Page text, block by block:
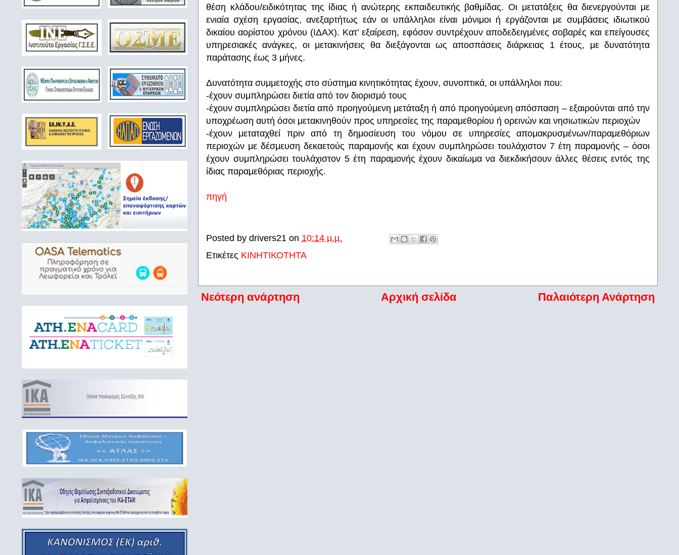
θέση κλάδου/ειδικότητας της ίδιας ή ανώτερης εκπαιδευτικής βαθμίδας. Οι μετατάξεις θα διενεργούνται με
ενιαία σχέση εργασίας, ανεξαρτήτως εάν οι υπάλληλοι είναι μόνιμοι ή εργάζονται με συμβάσεις ιδιωτικού
δικαίου αορίστου χρόνου (ΙΔΑΧ). Κατ’ εξαίρεση, εφόσον συντρέχουν αποδεδειγμένες σοβαρές και επείγουσες
υπηρεσιακές ανάγκες, οι μετακινήσεις θα διεξάγονται ως αποσπάσεις διάρκειας 1 έτους, με δυνατότητα
παράτασης έως 3 μήνες.
Δυνατότητα συμμετοχής στο σύστημα κινητικότητας έχουν, συνοπτικά, οι υπάλληλοι που:
-έχουν συμπληρώσει διετία από τον διορισμό τους
-έχουν συμπληρώσει διετία από προηγούμενη μετάταξη ή από προηγούμενη απόσπαση – εξαιρούνται από την
υποχρέωση αυτή όσοι μετακινηθούν προς υπηρεσίες της παραμεθορίου ή ορεινών και νησιωτικών περιοχών
-έχουν μεταταχθεί πριν από τη δημοσίευση του νόμου σε υπηρεσίες απομακρυσμένων/παραμεθόριων
περιοχών με δέσμευση δεκαετούς παραμονής και έχουν συμπληρώσει τουλάχιστον 7 έτη παραμονής – όσοι
έχουν συμπληρώσει τουλάχιστον 5 έτη παραμονής έχουν δικαίωμα να διεκδικήσουν άλλες θέσεις εντός της
ίδιας παραμεθόριας περιοχής.
πηγή
Posted by drivers21 on 10:14 μ.μ.
Ετικέτες ΚΙΝΗΤΙΚΟΤΗΤΑ
Νεότερη ανάρτηση Παλαιότερη Ανάρτηση
Αρχική σελίδα